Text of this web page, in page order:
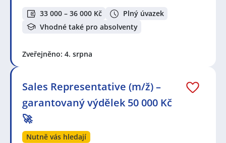
33 000 – 36 000 Kč
Plný úvazek
Vhodné také pro absolventy
Zveřejněno: 4. srpna
Sales Representative (m/ž) –
garantovaný výdělek 50 000 Kč
🚀
Nutně vás hledají